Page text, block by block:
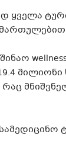
ყველა